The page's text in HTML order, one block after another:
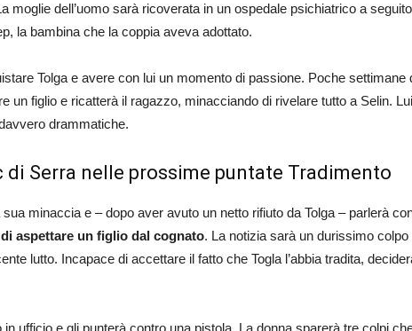
moglie dell’uomo sarà ricoverata in un ospedale psichiatrico a
la bambina che la coppia aveva adottato.
Tolga e avere con lui un momento di passione. Poche settimane
un figlio e ricatterà il ragazzo, minacciando di rivelare tutto a Selin.
drammatiche.
di Serra nelle prossime puntate Tradimento
minaccia e – dopo aver avuto un netto rifiuto da Tolga – parlerà
aspettare un figlio dal cognato. La notizia sarà un durissimo colpo
lutto. Incapace di accettare il fatto che Togla l’abbia tradita,
in ufficio e gli punterà contro una pistola. La donna sparerà tre colpi